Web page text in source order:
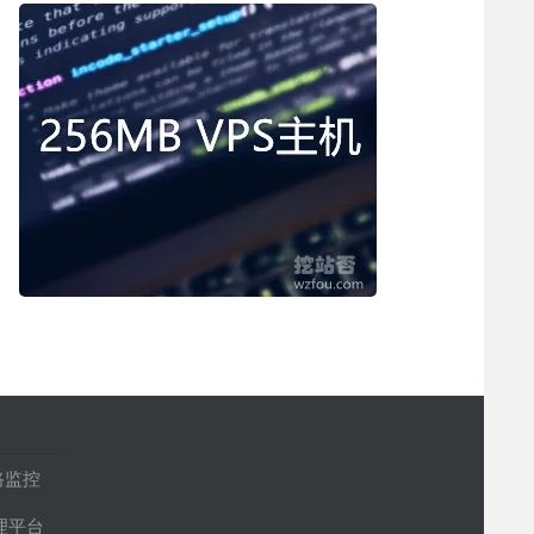
控
平台